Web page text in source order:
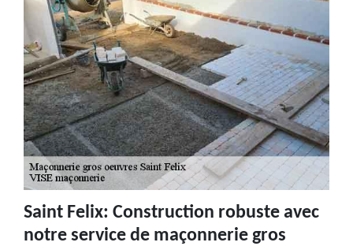
Saint Felix: Construction robuste avec
notre service de maçonnerie gros